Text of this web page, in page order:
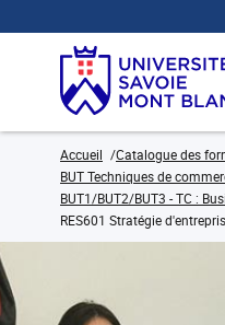
Accueil Catalogue des
BUT Techniques de
BUT1/BUT2/BUT3 - TC :
RES601 Stratégie